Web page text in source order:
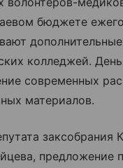
бюджете
колледжей.
современных
материалов.
заксобрания
предложение